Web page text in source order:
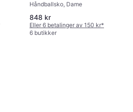
Håndballsko, Dame
848 kr
Eller 6 betalinger av 150 kr*
6 butikker